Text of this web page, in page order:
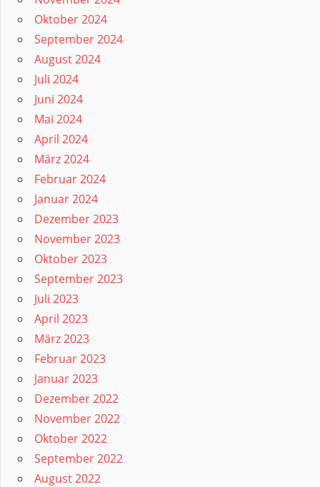
Oktober 2024
September 2024
August 2024
Juli 2024
Juni 2024
Mai 2024
April 2024
März 2024
Februar 2024
Januar 2024
Dezember 2023
November 2023
Oktober 2023
September 2023
Juli 2023
April 2023
März 2023
Februar 2023
Januar 2023
Dezember 2022
November 2022
Oktober 2022
September 2022
August 2022